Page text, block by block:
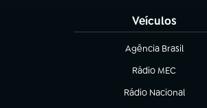
Veículos
Agência Brasil
(abre em nova aba)
Rádio MEC
(abre em nova aba)
Rádio Nacional